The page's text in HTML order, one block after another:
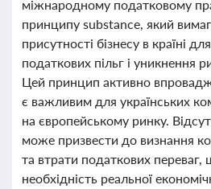
міжнародному податковому
принципу substance, який
присутності бізнесу в країні
податкових пільг і уникнення
Цей принцип активно
є важливим для українських
на європейському ринку.
може призвести до визнання
та втрати податкових
необхідність реальної